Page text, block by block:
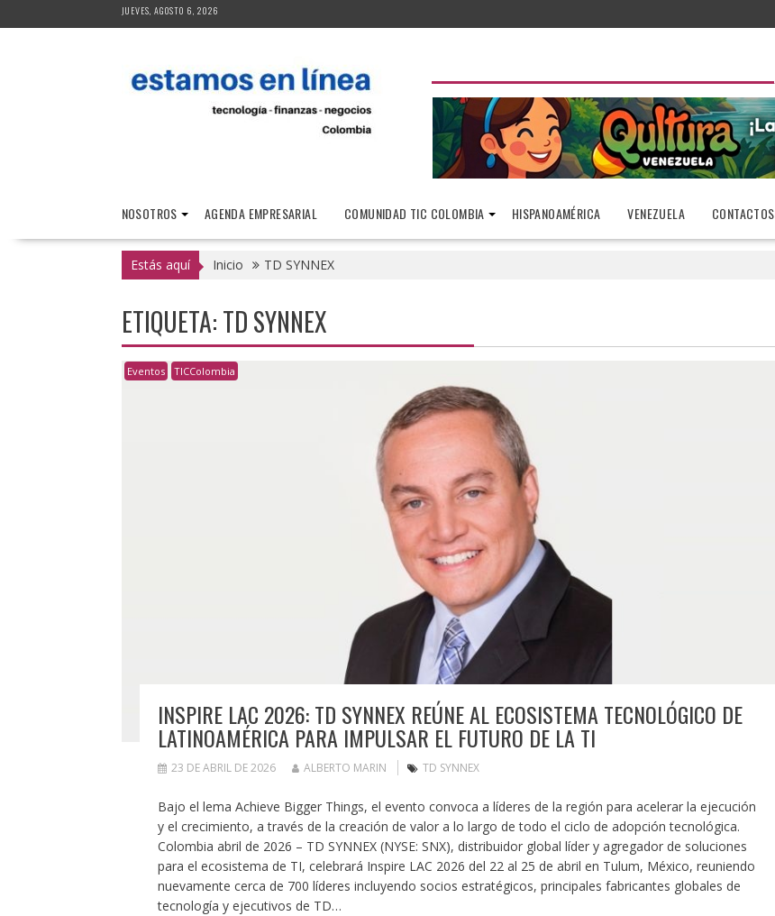
al
JUEVES, AGOSTO 6, 2026
NOSOTROS AGENDA EMPRESARIAL COMUNIDAD TIC COLOMBIA HISPANOAMÉRICA VENEZUELA CONTACTOS
Estás aquí Inicio TD SYNNEX
ETIQUETA:TD SYNNEX
Eventos TICColombia
INSPIRE LAC 2026: TD SYNNEX REÚNE AL ECOSISTEMA TECNOLÓGICO DE
LATINOAMÉRICA PARA IMPULSAR EL FUTURO DE LA TI
23 DE ABRIL DE 2026 ALBERTO MARIN TD SYNNEX
Bajo el lema Achieve Bigger Things, el evento convoca a líderes de la región para acelerar la ejecución
y el crecimiento, a través de la creación de valor a lo largo de todo el ciclo de adopción tecnológica.
Colombia abril de 2026 – TD SYNNEX (NYSE: SNX), distribuidor global líder y agregador de soluciones
para el ecosistema de TI, celebrará Inspire LAC 2026 del 22 al 25 de abril en Tulum, México, reuniendo
nuevamente cerca de 700 líderes incluyendo socios estratégicos, principales fabricantes globales de
tecnología y ejecutivos de TD…